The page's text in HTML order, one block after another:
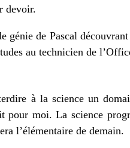
devoir.
génie de Pascal
au technicien de
à la science un
moi. La science
l’élémentaire de demain.